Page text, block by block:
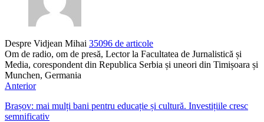
Despre Vidjean Mihai 35096 de articole
Om de radio, om de presă, Lector la Facultatea de Jurnalistică și
Media, corespondent din Republica Serbia și uneori din Timișoara și
Munchen, Germania
Anterior
Brașov: mai mulți bani pentru educație și cultură. Investițiile cresc
semnificativ